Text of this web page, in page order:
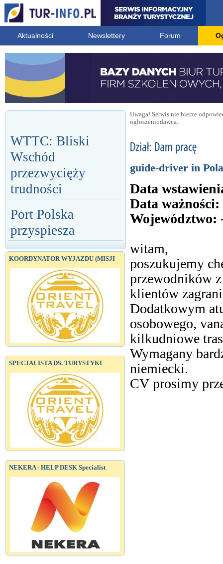
Aktualności Newslettery Forum
WTTC: Bliski
Wschód
przezwycięży
trudności
Port Polska
przyspiesza
KOORDYNATOR WYJAZDU (MISJI
SPECJALISTA DS. TURYSTYKI
NEKERA - HELP DESK Specialist
Uwaga! Serwis nie bierze
ogłoszeniodawca.
guide-driver in
Data
Data ważności:
Województwo:
witam,
poszukujemy
przewodników
klientów
Dodatkowym
osobowego,
kilkudniowe
Wymagany
niemiecki.
CV prosimy